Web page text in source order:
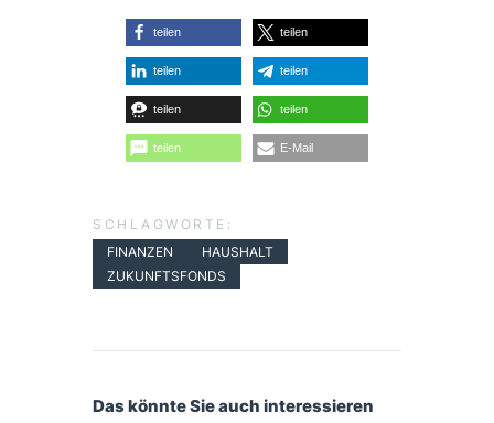
teilen teilen
teilen teilen
teilen teilen
teilen E-Mail
SCHLAGWORTE:
FINANZEN
HAUSHALT
ZUKUNFTSFONDS
Das könnte Sie auch interessieren